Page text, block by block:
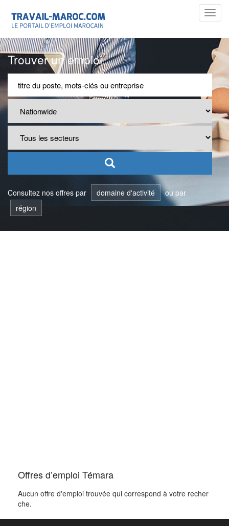
Trouver un emploi
Consultez nos offres par domaine d'activité
ou par
région
Offres d’emploi Témara
Aucun offre d'emploi trouvée qui correspond à votre recher
che.